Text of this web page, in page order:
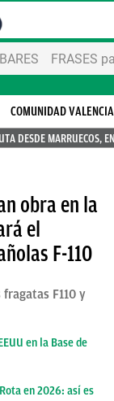
FRASES
COMUNIDAD
DESDE MARRUECOS,
obra en la
el
F-110
F110 y
en la Base de
en 2026: así es